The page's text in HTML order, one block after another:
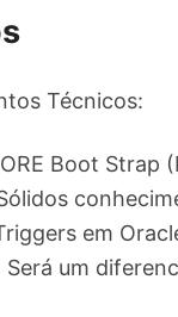
Técnicos:
Boot
em
um